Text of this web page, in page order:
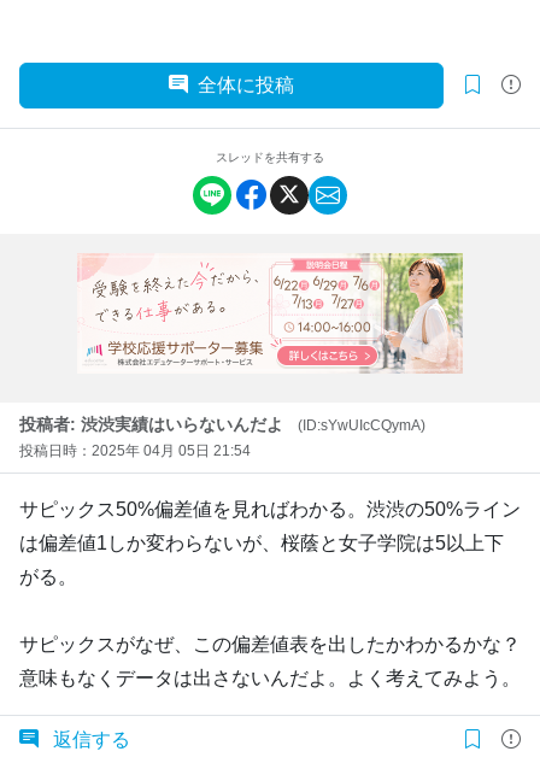
全体に投稿
スレッドを共有する
投稿者: 渋渋実績はいらないんだよ
(ID:sYwUIcCQymA)
投稿日時：2025年 04月 05日 21:54
サピックス50%偏差値を見ればわかる。渋渋の50%ライン
は偏差値1しか変わらないが、桜蔭と女子学院は5以上下
がる。
サピックスがなぜ、この偏差値表を出したかわかるかな？
意味もなくデータは出さないんだよ。よく考えてみよう。
返信する